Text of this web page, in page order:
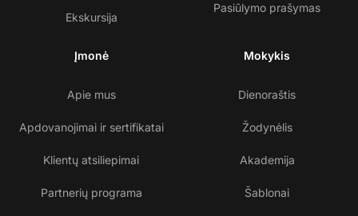
Ekskursija
Pasiūlymo prašymas
Įmonė
Apie mus
Apdovanojimai ir sertifikatai
Klientų atsiliepimai
Partnerių programa
Mokykis
Dienoraštis
Žodynėlis
Akademija
Šablonai